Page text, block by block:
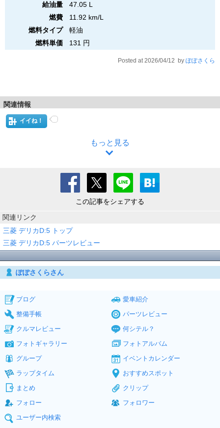
給油量
47.05 L
燃費
11.92 km/L
燃料タイプ
軽油
燃料単価
131 円
Posted at 2026/04/12 by ぽぽさくら
関連情報
イイね！
もっと見る
この記事をシェアする
関連リンク
三菱 デリカD:5 トップ
三菱 デリカD:5 パーツレビュー
ぽぽさくらさん
ブログ
愛車紹介
整備手帳
パーツレビュー
クルマレビュー
何シテル？
フォトギャラリー
フォトアルバム
グループ
イベントカレンダー
ラップタイム
おすすめスポット
まとめ
クリップ
フォロー
フォロワー
ユーザー内検索